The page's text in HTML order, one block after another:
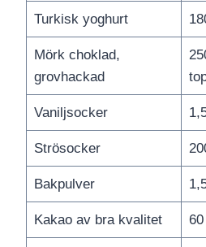
Turkisk yoghurt
Mörk choklad,
grovhackad
Vaniljsocker
Strösocker
Bakpulver
Kakao av bra kvalitet